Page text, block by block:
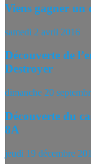
Viens gagner un
samedi 2 avril 2016
Découverte de
Destroyer
dimanche 20
Découverte du
8A
jeudi 19 décembre